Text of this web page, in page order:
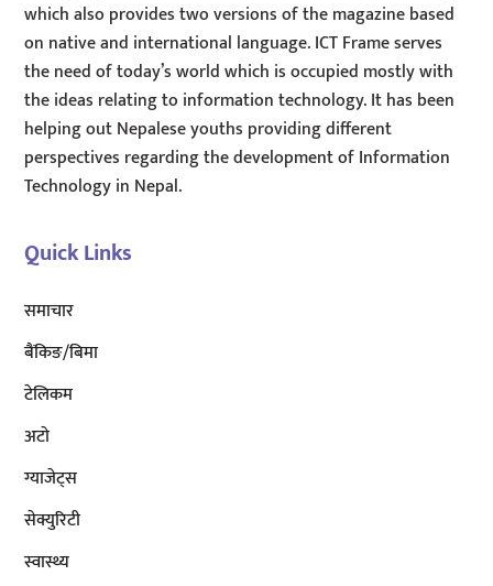
which also provides two versions of the magazine based
on native and international language. ICT Frame serves
the need of today’s world which is occupied mostly with
the ideas relating to information technology. It has been
helping out Nepalese youths providing different
perspectives regarding the development of Information
Technology in Nepal.
Quick Links
समाचार
बैंकिङ/बिमा
टेलिकम
अटाे
ग्याजेट्स
सेक्युरिटी
स्वास्थ्य